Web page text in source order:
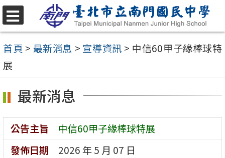
跳
至
主
要
容
選
單
首頁 > 最新消息 > 宣導資訊 > 中信60甲子緣棒球特
展
最新消息
公告主旨
中信60甲子緣棒球特展
發佈日期
2026 年 5 月 07 日